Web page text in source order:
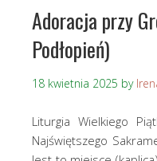
Adoracja przy
Podłopień)
18 kwietnia 2025 by
Liturgia Wielkiego
Najświętszego